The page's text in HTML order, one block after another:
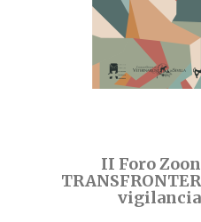
II Foro